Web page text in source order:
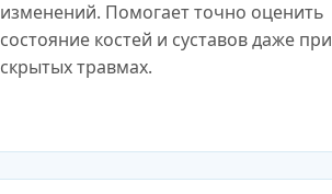
изменений. Помогает точно оценить
состояние костей и суставов даже при
скрытых травмах.